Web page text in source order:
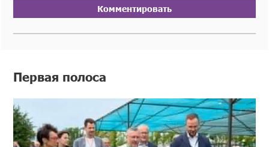
Комментировать
Первая полоса